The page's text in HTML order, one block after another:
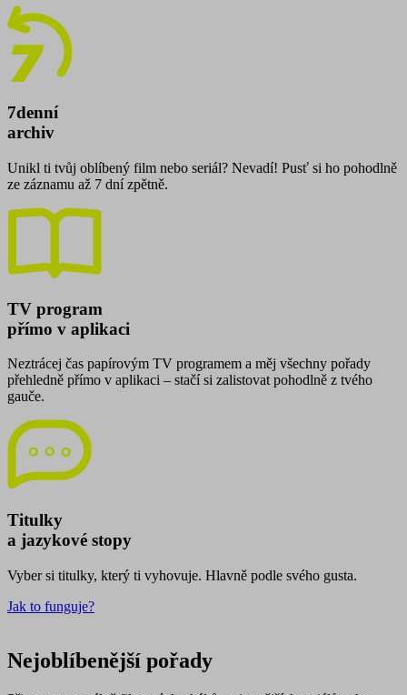
7denní
archiv
Unikl ti tvůj oblíbený film nebo seriál? Nevadí! Pusť si ho pohodlně
ze záznamu až 7 dní zpětně.
TV program
přímo v aplikaci
Neztrácej čas papírovým TV programem a měj všechny pořady
přehledně přímo v aplikaci – stačí si zalistovat pohodlně z tvého
gauče.
Titulky
a jazykové stopy
Vyber si titulky, který ti vyhovuje. Hlavně podle svého gusta.
Jak to funguje?
Nejoblíbenější pořady